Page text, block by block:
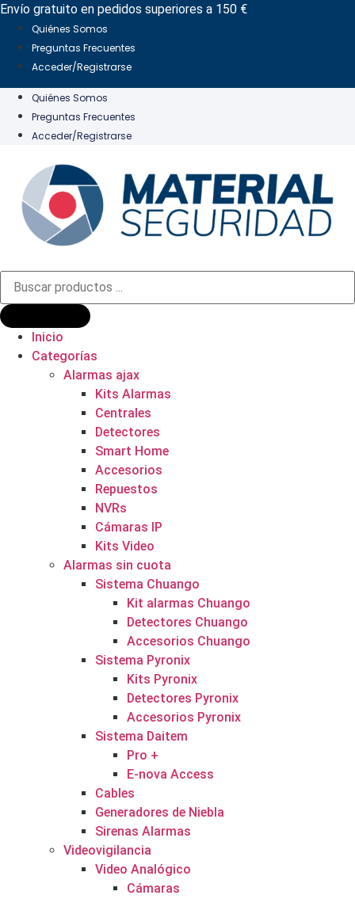
Ir
contenido
Envío gratuito en pedidos superiores a 150 €
Quiénes Somos
Preguntas Frecuentes
Acceder/Registrarse
Quiénes Somos
Preguntas Frecuentes
Acceder/Registrarse
Búsqueda
productos
Inicio
Categorías
Alarmas ajax
Kits Alarmas
Centrales
Detectores
Smart Home
Accesorios
Repuestos
NVRs
Cámaras IP
Kits Video
Alarmas sin cuota
Sistema Chuango
Kit alarmas Chuango
Detectores Chuango
Accesorios Chuango
Sistema Pyronix
Kits Pyronix
Detectores Pyronix
Accesorios Pyronix
Sistema Daitem
Pro +
E-nova Access
Cables
Generadores de Niebla
Sirenas Alarmas
Videovigilancia
Video Analógico
Cámaras